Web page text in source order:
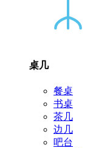
桌几
餐桌
书桌
茶几
边几
吧台